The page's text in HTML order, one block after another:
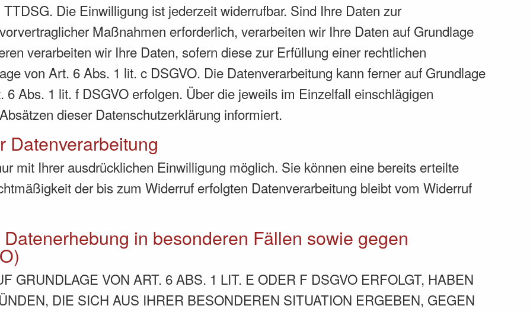
Die Einwilligung ist jederzeit widerrufbar. Sind Ihre Daten zur
Maßnahmen erforderlich, verarbeiten wir Ihre Daten auf Grundlage
verarbeiten wir Ihre Daten, sofern diese zur Erfüllung einer rechtlichen
von Art. 6 Abs. 1 lit. c DSGVO. Die Datenverarbeitung kann ferner auf Grundlage
Abs. 1 lit. f DSGVO erfolgen. Über die jeweils im Einzelfall einschlägigen
dieser Datenschutzerklärung informiert.
Datenverarbeitung
mit Ihrer ausdrücklichen Einwilligung möglich. Sie können eine bereits erteilte
der bis zum Widerruf erfolgten Datenverarbeitung bleibt vom Widerruf
in besonderen Fällen sowie gegen
GRUNDLAGE VON ART. 6 ABS. 1 LIT. E ODER F DSGVO ERFOLGT, HABEN
DIE SICH AUS IHRER BESONDEREN SITUATION ERGEBEN, GEGEN